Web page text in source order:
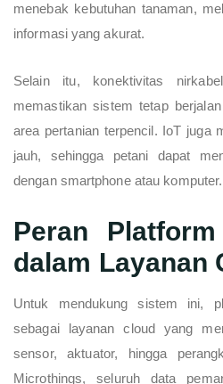
menebak kebutuhan tanaman,
informasi yang akurat.
Selain itu, konektivitas
memastikan sistem tetap
area pertanian terpencil. IoT juga
jauh, sehingga petani dapat
dengan smartphone atau komputer.
Peran
dalam Layanan
Untuk mendukung sistem ini,
sebagai layanan cloud yang
sensor, aktuator, hingga
Microthings, seluruh data